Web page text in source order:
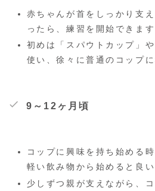
赤ちゃんが首をしっかり支
ったら、練習を開始できます
初めは「スパウトカップ」
使い、徐々に普通のコップに
9～12ヶ月頃
コップに興味を持ち始める
軽い飲み物から始めると良い
少しずつ親が支えながら、